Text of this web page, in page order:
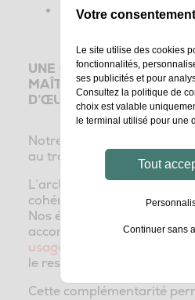
d’assurer une
permis, exécution et
UNE COLLABORATION AU
MAÎTRE D’OUVRAGE ET
D’ŒUVRE
Notre intervention ne vise
au travail de l’architecte.
L’architecte conçoit les
cohérence architecturale.
Nos équipes en charge du
accompagne
la traduction
usages
le respect strict de cette
Cette complémentarité
Votre consentement
Le site utilise des cookies
fonctionnalités,
ses publicités et pour
Consultez lapolitique de
choix est valable
le terminal utilisé pour une
Tout
Continuer sans